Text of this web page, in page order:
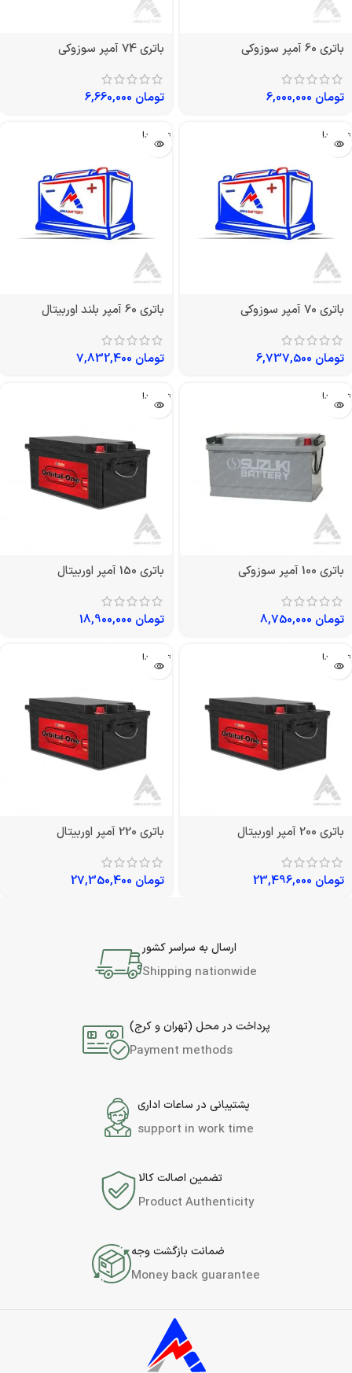
باتری 60 آمپر سوزوکی
تومان
باتری 74 آمپر سوزوکی
تومان
تمام شد!
باتری 70 آمپر سوزوکی
تومان
تمام شد!
باتری 60 آمپر بلند اوربیتال
تومان
تمام شد!
باتری 100 آمپر سوزوکی
تومان
تمام شد!
باتری 150 آمپر اوربیتال
تومان
تمام شد!
باتری 200 آمپر اوربیتال
تومان
تمام شد!
باتری 220 آمپر اوربیتال
تومان
ارسال به سراسر کشور
Shipping nationwide
پرداخت در محل (تهران و کرج)
Payment methods
پشتیبانی در ساعات اداری
support in work time
تضمین اصالت کالا
Product Authenticity
ضمانت بازگشت وجه
Money back guarantee